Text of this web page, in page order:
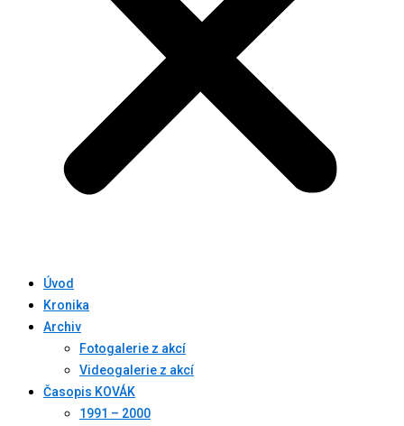
Úvod
Kronika
Archiv
Fotogalerie z akcí
Videogalerie z akcí
Časopis KOVÁK
1991 – 2000